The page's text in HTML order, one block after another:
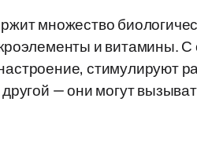
множество
и витамины.
стимулируют
— они могут